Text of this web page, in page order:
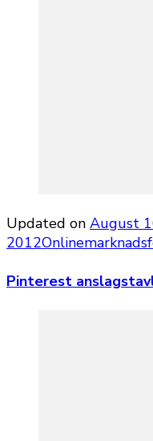
Updated on August
2012
Pinterest